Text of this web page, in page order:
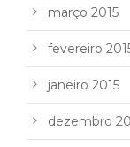
março 2015
fevereiro
janeiro 2015
dezembro